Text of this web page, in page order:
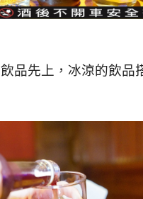
飲品先上，冰涼的飲品